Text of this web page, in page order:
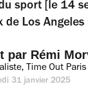
sport [le 14
de Los Angeles
par Rémi
Time Out Paris
31 janvier 2025